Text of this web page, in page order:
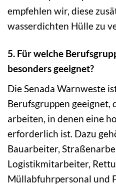
empfehlen wir, diese
wasserdichten Hülle zu
5. Für welche
besonders geeignet?
Die Senada Warnweste
Berufsgruppen geeignet,
arbeiten, in denen eine
erforderlich ist. Dazu
Bauarbeiter,
Logistikmitarbeiter,
Müllabfuhrpersonal und